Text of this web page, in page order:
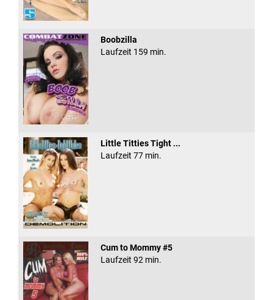
Boobzilla
Laufzeit 159 min.
Little Titties Tight ...
Laufzeit 77 min.
Cum to Mommy #5
Laufzeit 92 min.